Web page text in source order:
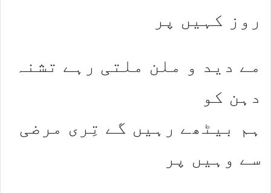
روز کہیں پر
مے دید و ملن ملتی رہے تشنہ
دہن کو
ہم بیٹھے رہیں گے تِری مرضی
سے وہیں پر